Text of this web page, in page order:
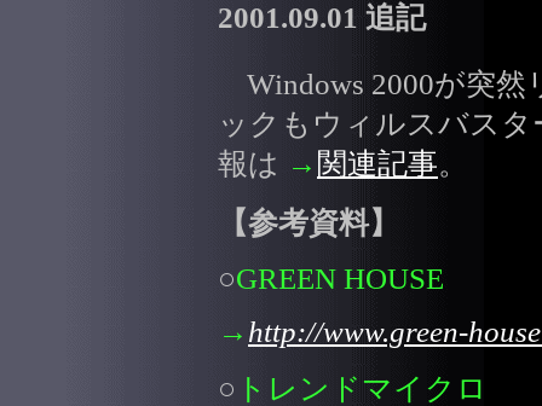
2001.09.01 追記
Windows 2000が突
ックもウィルスバス
報は → 関連記事。
【参考資料】
○GREEN HOUSE
→ http://www.green-
○ トレンドマイクロ